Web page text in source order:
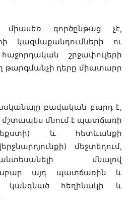
միասեռ գործընթաց չէ,
կազմաքանդումների ու
շրջափուլերի
թարգմանչի դերը միատարր
բավական բարդ է,
մշտապես մնում է պատճառի
և հետևանքի
մեջտեղում,
մնալով
այդ պատճառին և
կանգնած հեղինակի և